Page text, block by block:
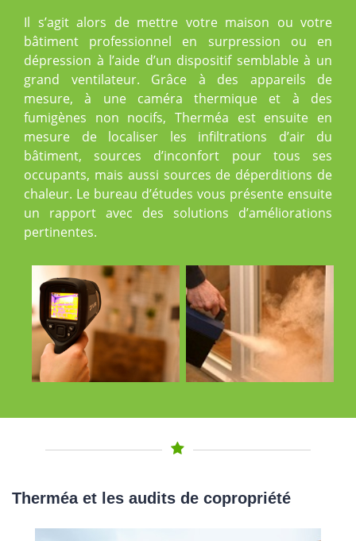
Il s’agit alors de mettre votre maison ou votre
bâtiment professionnel en surpression ou en
dépression à l’aide d’un dispositif semblable à un
grand ventilateur. Grâce à des appareils de
mesure, à une caméra thermique et à des
fumigènes non nocifs, Therméa est ensuite en
mesure de localiser les infiltrations d’air du
bâtiment, sources d’inconfort pour tous ses
occupants, mais aussi sources de déperditions de
chaleur. Le bureau d’études vous présente ensuite
un rapport avec des solutions d’améliorations
pertinentes.
Therméa et les audits de copropriété